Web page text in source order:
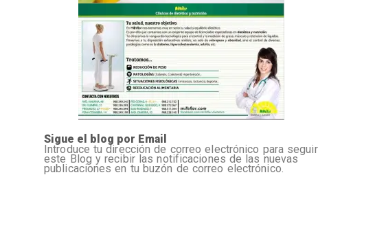
Sigue el blog por Email
Introduce tu dirección de correo electrónico para seguir
este Blog y recibir las notificaciones de las nuevas
publicaciones en tu buzón de correo electrónico.